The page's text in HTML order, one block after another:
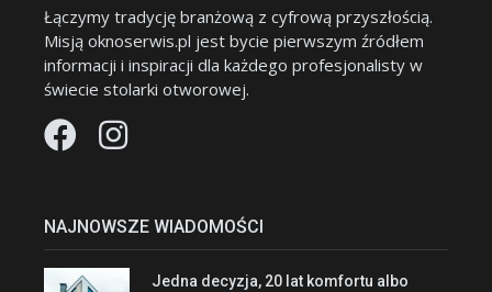
Łączymy tradycję branżową z cyfrową przyszłością.
Misją oknoserwis.pl jest bycie pierwszym źródłem
informacji i inspiracji dla każdego profesjonalisty w
świecie stolarki otworowej.
NAJNOWSZE WIADOMOŚCI
Jedna decyzja, 20 lat komfortu albo